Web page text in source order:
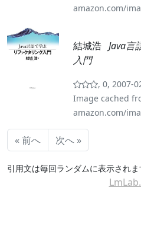
amazon.com/
結城浩 Java言
入門
, 0, 2007-
Image cached
amazon.com/
« 前へ 次へ »
引用文は毎回ランダムに表示されま